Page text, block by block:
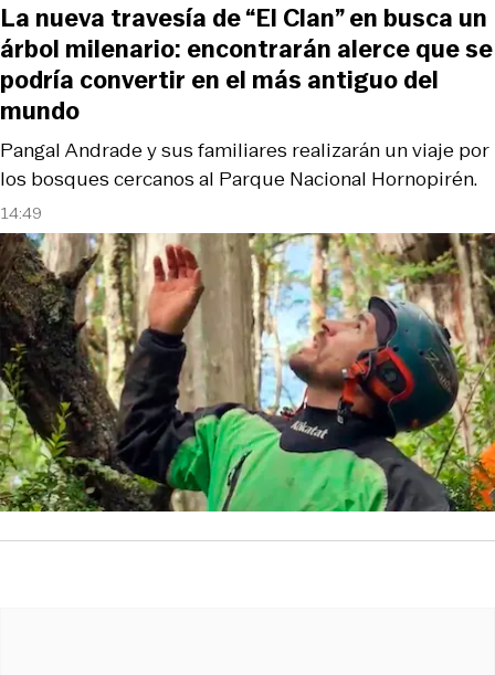
14:49
Pangal Andrade y sus familiares realizarán un viaje por
los bosques cercanos al Parque Nacional Hornopirén.
La nueva travesía de “El Clan” en busca un
árbol milenario: encontrarán alerce que se
podría convertir en el más antiguo del
mundo